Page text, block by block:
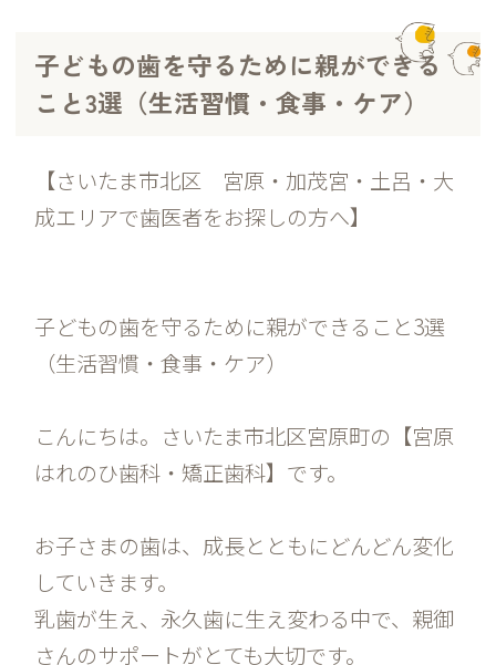
子どもの歯を守るために親ができる
こと3選（生活習慣・食事・ケア）
【さいたま市北区 宮原・加茂宮・土呂・大
成エリアで歯医者をお探しの方へ】
子どもの歯を守るために親ができること3選
（生活習慣・食事・ケア）
こんにちは。さいたま市北区宮原町の【宮原
はれのひ歯科・矯正歯科】です。
お子さまの歯は、成長とともにどんどん変化
していきます。
乳歯が生え、永久歯に生え変わる中で、親御
さんのサポートがとても大切です。